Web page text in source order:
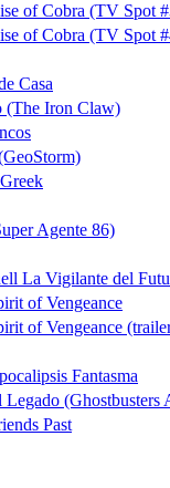
of Cobra (TV Spot
of Cobra (TV Spot
Casa
(The Iron Claw)
Agente 86)
La Vigilante del
of Vengeance
of Vengeance
Fantasma
Legado (Ghostbusters
Past